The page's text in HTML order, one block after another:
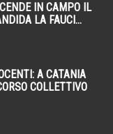
IN CAMPO IL
LA FAUCI...
A CATANIA
COLLETTIVO